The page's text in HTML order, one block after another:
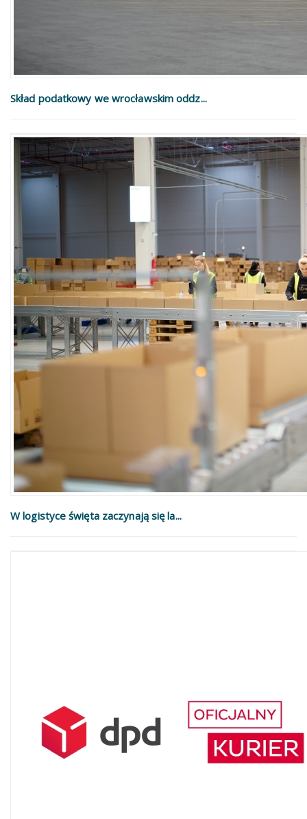
Skład podatkowy we wrocławskim oddz...
W logistyce święta zaczynają się la...